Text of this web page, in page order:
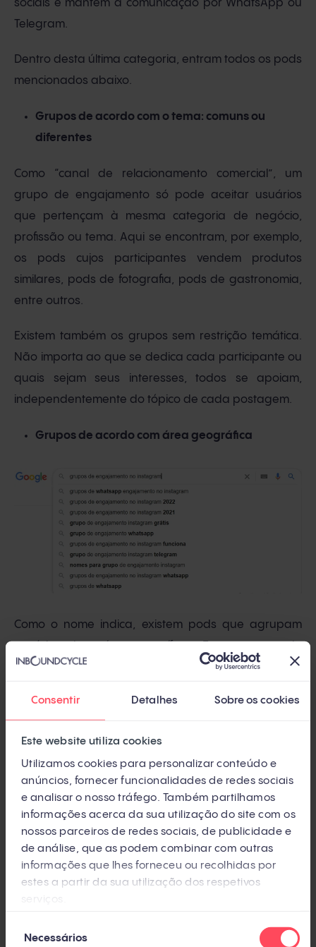
Consentir Detalhes Sobre os cookies
Este website utiliza cookies
Utilizamos cookies para personalizar conteúdo e
anúncios, fornecer funcionalidades de redes sociais
e analisar o nosso tráfego. Também partilhamos
informações acerca da sua utilização do site com os
nossos parceiros de redes sociais, de publicidade e
de análise, que as podem combinar com outras
informações que lhes forneceu ou recolhidas por
estes a partir da sua utilização dos respetivos
deNecessários
sociais e mantêm a comunicação por WhatsApp ou
Telegram.
Dentro desta última categoria, entram todos os pods
mencionados abaixo.
Grupos de acordo com o tema: comuns ou
diferentes
Como “canal de relacionamento comercial”, um
grupo de engajamento só pode aceitar usuários
que pertençam à mesma categoria de negócio,
profissão ou tema. Aqui se encontram, por exemplo,
os pods cujos participantes vendem produtos
similares, pods de fotografia, pods de gastronomia,
entre outros.
Existem também os grupos sem restrição temática.
Não importa ao que se dedica cada participante ou
quais sejam seus interesses, todos se apoiam,
independentemente do tópico de cada postagem.
Grupos de acordo com área geográfica
Como o nome indica, existem pods que agrupam
engajamento são mais úteis para empreendedores
Grupos de acordo com as políticas de acesso:
abertos ou fechados
Existem pods do Instagram que podem ser
considerados públicos, pois o acesso é aberto a
qualquer usuário, que, simplesmente, deve aderir às
políticas do grupo.
para novos membros.
Esse processo pode variar de